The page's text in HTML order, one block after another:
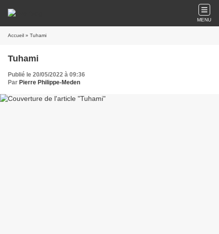
MENU
Accueil » Tuhami
Tuhami
Publié le 20/05/2022 à 09:36
Par Pierre Philippe-Meden